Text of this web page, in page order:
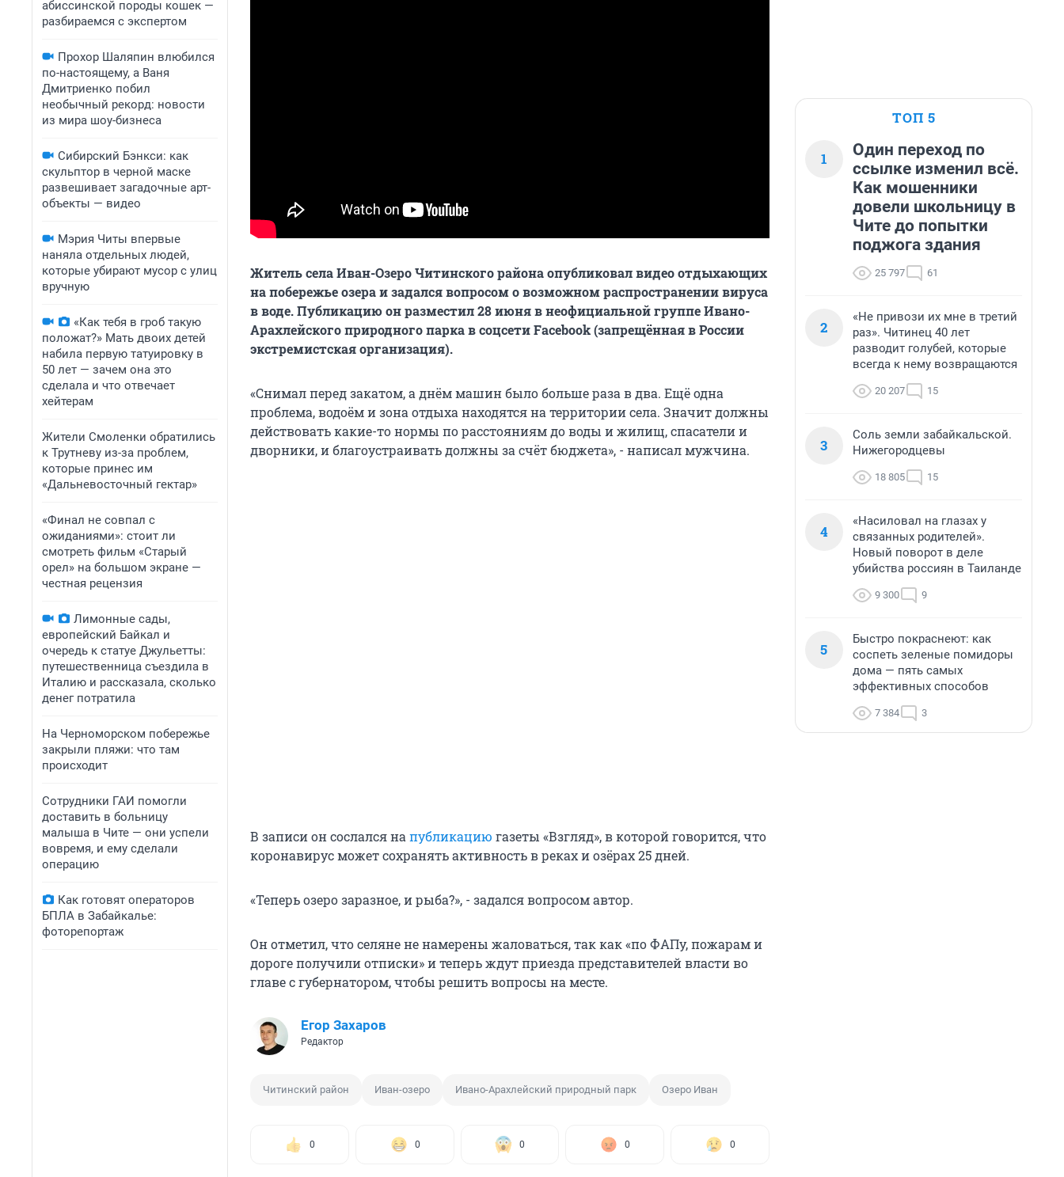
абиссинской породы кошек —
разбираемся с экспертом
Прохор Шаляпин влюбился
по-настоящему, а Ваня
Дмитриенко побил
необычный рекорд: новости
из мира шоу-бизнеса
Сибирский Бэнкси: как
скульптор в черной маске
развешивает загадочные арт-
объекты — видео
Мэрия Читы впервые
наняла отдельных людей,
которые убирают мусор с улиц
вручную
«Как тебя в гроб такую
положат?» Мать двоих детей
набила первую татуировку в
50 лет — зачем она это
сделала и что отвечает
хейтерам
Жители Смоленки обратились
к Трутневу из-за проблем,
которые принес им
«Дальневосточный гектар»
«Финал не совпал с
ожиданиями»: стоит ли
смотреть фильм «Старый
орел» на большом экране —
честная рецензия
Лимонные сады,
европейский Байкал и
очередь к статуе Джульетты:
путешественница съездила в
Италию и рассказала, сколько
денег потратила
На Черноморском побережье
закрыли пляжи: что там
происходит
Сотрудники ГАИ помогли
доставить в больницу
малыша в Чите — они успели
вовремя, и ему сделали
операцию
Как готовят операторов
БПЛА в Забайкалье:
фоторепортаж
Житель села Иван-Озеро Читинского района опубликовал видео отдыхающих
на побережье озера и задался вопросом о возможном распространении вируса
в воде. Публикацию он разместил 28 июня в неофициальной группе Ивано-
Арахлейского природного парка в соцсети Facebook (запрещённая в России
экстремистская организация).
«Снимал перед закатом, а днём машин было больше раза в два. Ещё одна
проблема, водоём и зона отдыха находятся на территории села. Значит должны
действовать какие-то нормы по расстояниям до воды и жилищ, спасатели и
дворники, и благоустраивать должны за счёт бюджета», - написал мужчина.
В записи он сослался на публикацию газеты «Взгляд», в которой говорится, что
коронавирус может сохранять активность в реках и озёрах 25 дней.
«Теперь озеро заразное, и рыба?», - задался вопросом автор.
Он отметил, что селяне не намерены жаловаться, так как «по ФАПу, пожарам и
дороге получили отписки» и теперь ждут приезда представителей власти во
главе с губернатором, чтобы решить вопросы на месте.
Егор Захаров
Редактор
Читинский район Иван-озеро Ивано-Арахлейский природный парк Озеро Иван
0 0 0 0 0
ТОП 5
1
Один переход по
ссылке изменил всё.
Как мошенники
довели школьницу в
Чите до попытки
поджога здания
25 797 61
2
«Не привози их мне в третий
раз». Читинец 40 лет
разводит голубей, которые
всегда к нему возвращаются
20 207 15
3
Соль земли забайкальской.
Нижегородцевы
18 805 15
4
«Насиловал на глазах у
связанных родителей».
Новый поворот в деле
убийства россиян в Таиланде
9 300 9
5
Быстро покраснеют: как
соспеть зеленые помидоры
дома — пять самых
эффективных способов
7 384 3